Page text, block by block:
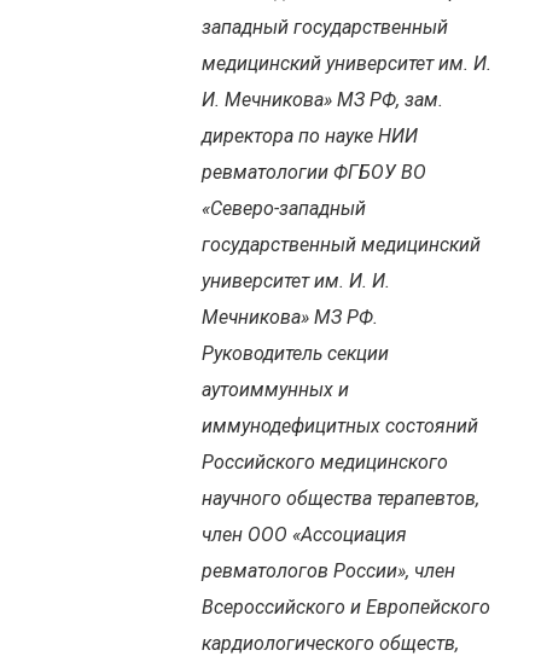
западный государственный
медицинский университет им. И.
И. Мечникова» МЗ РФ, зам.
директора по науке НИИ
ревматологии ФГБОУ ВО
«Северо-западный
государственный медицинский
университет им. И. И.
Мечникова» МЗ РФ.
Руководитель секции
аутоиммунных и
иммунодефицитных состояний
Российского медицинского
научного общества терапевтов,
член ООО «Ассоциация
ревматологов России», член
Всероссийского и Европейского
кардиологического обществ,